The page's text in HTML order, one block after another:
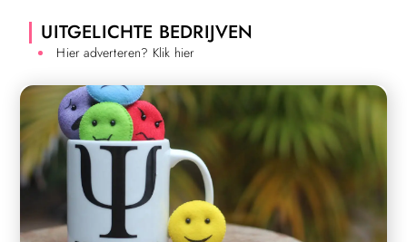
UITGELICHTE BEDRIJVEN
Hier adverteren? Klik hier